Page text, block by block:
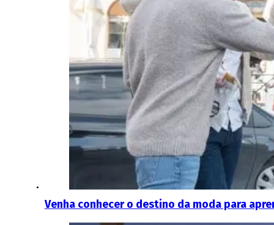
Venha conhecer o destino da moda para